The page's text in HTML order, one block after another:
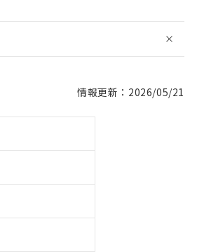
情報更新：2026/05/21